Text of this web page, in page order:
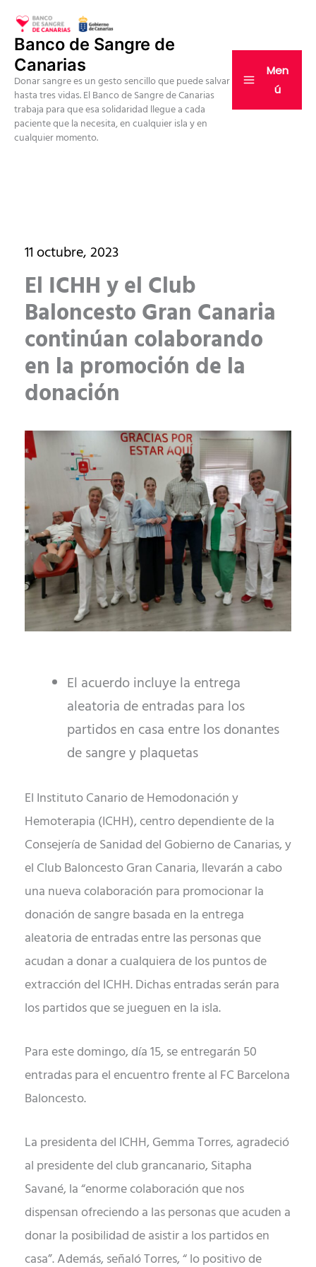
contenido
Banco de Sangre de
Canarias
Donar sangre es un gesto sencillo que puede salvar
hasta tres vidas. El Banco de Sangre de Canarias
trabaja para que esa solidaridad llegue a cada
paciente que la necesita, en cualquier isla y en
cualquier momento.
Men
ú
11 octubre, 2023
El ICHH y el Club
Baloncesto Gran Canaria
continúan colaborando
en la promoción de la
donación
El acuerdo incluye la entrega
aleatoria de entradas para los
partidos en casa entre los donantes
de sangre y plaquetas
El Instituto Canario de Hemodonación y
Hemoterapia (ICHH), centro dependiente de la
Consejería de Sanidad del Gobierno de Canarias, y
el Club Baloncesto Gran Canaria, llevarán a cabo
una nueva colaboración para promocionar la
donación de sangre basada en la entrega
aleatoria de entradas entre las personas que
acudan a donar a cualquiera de los puntos de
extracción del ICHH. Dichas entradas serán para
los partidos que se jueguen en la isla.
Para este domingo, día 15, se entregarán 50
entradas para el encuentro frente al FC Barcelona
Baloncesto.
La presidenta del ICHH, Gemma Torres, agradeció
al presidente del club grancanario, Sitapha
Savané, la “enorme colaboración que nos
dispensan ofreciendo a las personas que acuden a
donar la posibilidad de asistir a los partidos en
casa”. Además, señaló Torres, “ lo positivo de